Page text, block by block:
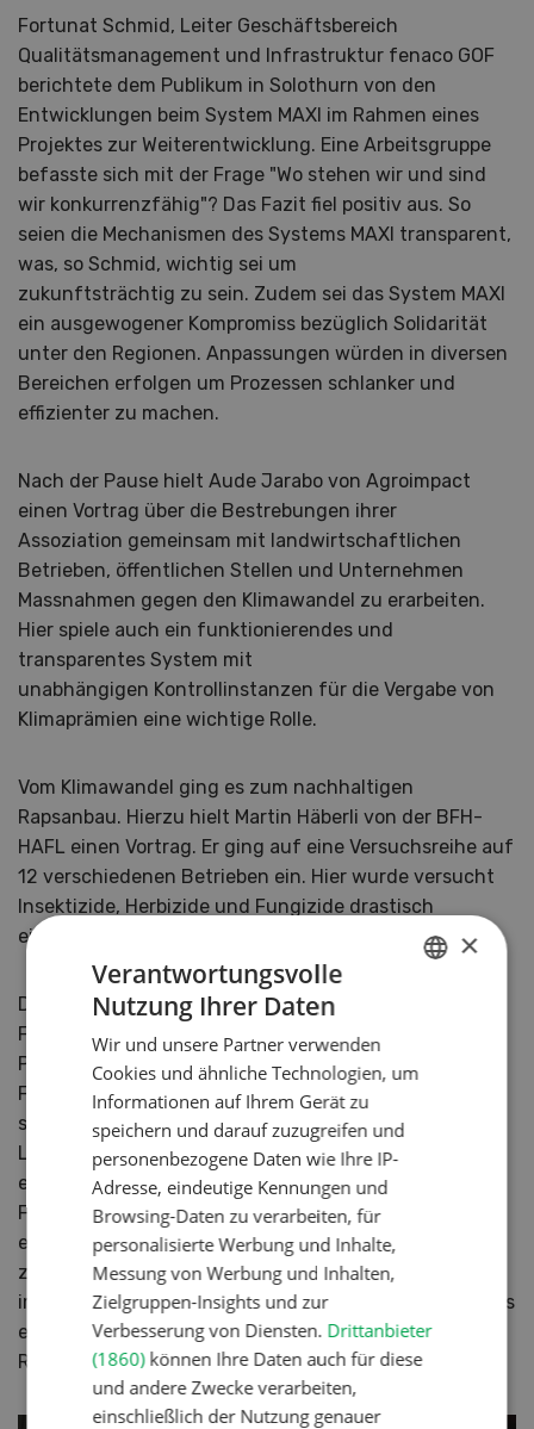
Fortunat Schmid, Leiter Geschäftsbereich
Qualitätsmanagement und Infrastruktur fenaco GOF
berichtete dem Publikum in Solothurn von den
Entwicklungen beim System MAXI im Rahmen eines
Projektes zur Weiterentwicklung. Eine Arbeitsgruppe
befasste sich mit der Frage "Wo stehen wir und sind
wir konkurrenzfähig"? Das Fazit fiel positiv aus. So
seien die Mechanismen des Systems MAXI transparent,
was, so Schmid, wichtig sei um
zukunftsträchtig zu sein. Zudem sei das System MAXI
ein ausgewogener Kompromiss bezüglich Solidarität
unter den Regionen. Anpassungen würden in diversen
Bereichen erfolgen um Prozessen schlanker und
effizienter zu machen.
Nach der Pause hielt Aude Jarabo von Agroimpact
einen Vortrag über die Bestrebungen ihrer
Assoziation gemeinsam mit landwirtschaftlichen
Betrieben, öffentlichen Stellen und Unternehmen
Massnahmen gegen den Klimawandel zu erarbeiten.
Hier spiele auch ein funktionierendes und
transparentes System mit
unabhängigen Kontrollinstanzen für die Vergabe von
Klimaprämien eine wichtige Rolle.
Vom Klimawandel ging es zum nachhaltigen
Rapsanbau. Hierzu hielt Martin Häberli von der BFH-
HAFL einen Vortrag. Er ging auf eine Versuchsreihe auf
12 verschiedenen Betrieben ein. Hier wurde versucht
Insektizide, Herbizide und Fungizide drastisch
einzusschränken.
Den Abschluss des MAXI-Events machte Michael
Feitknecht, welcher momentan das Departement
Pflanzenbau der fenaco leitet und im Juli 2025 die
Führung des Unternehmens übernehmen wird. In
seinem Vortrag beleuchtete er die Regenerative
Landwirtschaft. Diese wird seit einigen Jahren von
einigen Personenkreisen als alternative, oder bessere
Form der Landwirtschaft besprochen. Feitknecht zog
eine Linie von der Regenerativen Landwirtschaft
zu diversen Massnahmen die in der Schweiz bereits
implementiert sind. Das Fazit: der ÖLN beinhaltet vieles
einer landwirtschaftlichen Praxis die in der
Regenerativen Landwirtschaft Gang und Gebe ist.
×
Verantwortungsvolle
Nutzung Ihrer Daten
Wir und unsere Partner verwenden
Cookies und ähnliche Technologien, um
Informationen auf Ihrem Gerät zu
speichern und darauf zuzugreifen und
personenbezogene Daten wie Ihre IP-
Adresse, eindeutige Kennungen und
Browsing-Daten zu verarbeiten, für
personalisierte Werbung und Inhalte,
Messung von Werbung und Inhalten,
Zielgruppen-Insights und zur
Verbesserung von Diensten. Drittanbieter
(1860)können Ihre Daten auch für diese
und andere Zwecke verarbeiten,
einschließlich der Nutzung genauer